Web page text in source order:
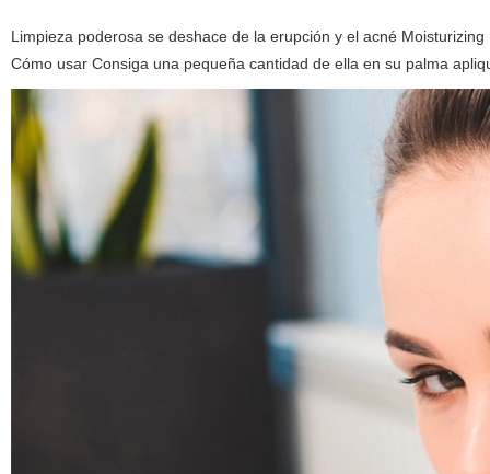
Limpieza poderosa se deshace de la erupción y el acné
Cómo usar Consiga una pequeña cantidad de ella en su palma